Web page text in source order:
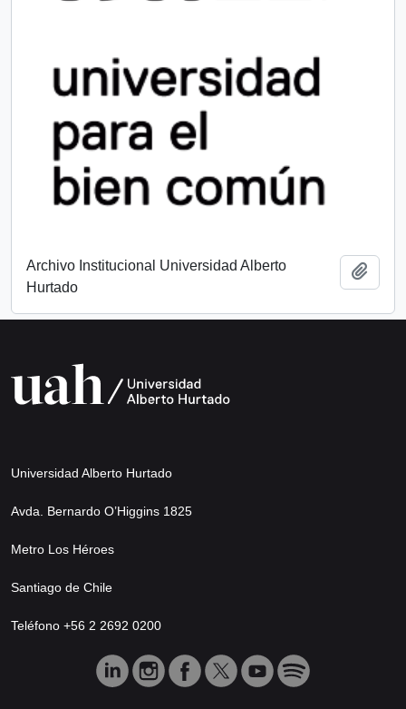
Archivo Institucional Universidad Alberto
Hurtado
Universidad Alberto Hurtado
Avda. Bernardo O’Higgins 1825
Metro Los Héroes
Santiago de Chile
Teléfono +56 2 2692 0200